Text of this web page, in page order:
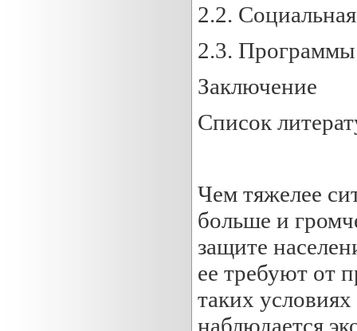
2.2.
2.3.
Заключение
Список
Чем тяжелее
больше и
защите
ее требуют от
таких
наблюдается